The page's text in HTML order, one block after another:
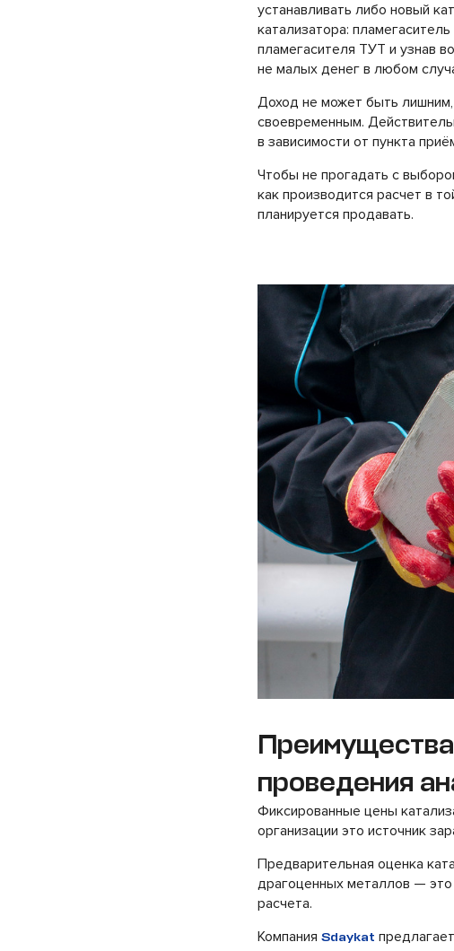
устанавливать либо новый
катализатора:
пламегасителя ТУТ и узнав
не малых денег в любом
Доход не может быть
своевременным.
в зависимости от пункта
Чтобы не прогадать с
как производится расчет в
планируется продавать.
проведения
Фиксированные цены
организации это источник
Предварительная оценка
драгоценных металлов — это
расчета.
Компания Sdaykat